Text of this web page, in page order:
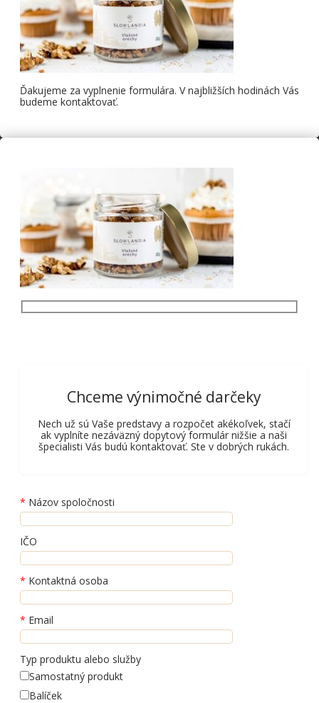
Ďakujeme za vyplnenie formulára. V najbližších hodinách Vás
budeme kontaktovať.
Chceme výnimočné darčeky
Nech už sú Vaše predstavy a rozpočet akékoľvek, stačí
ak vyplníte nezáväzný dopytový formulár nižšie a naši
špecialisti Vás budú kontaktovať. Ste v dobrých rukách.
Názov spoločnosti
IČO
Kontaktná osoba
Email
Typ produktu alebo služby
Samostatný produkt
Balíček